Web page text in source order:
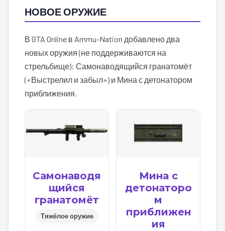
НОВОЕ ОРУЖИЕ
В GTA Online в Ammu-Nation добавлено два
новых оружия (не поддерживаются на
стрельбище): Самонаводящийся гранатомёт
(«Выстрелил и забыл») и Мина с детонатором
приближения.
Самонаводя
щийся
гранатомёт
Тяжёлое оружие
Мина с
детонаторо
м
приближен
ия